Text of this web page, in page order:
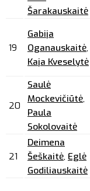
Šarakauskaitė
19
Gabija
Oganauskaitė,
Kaja Kveselytė
20
Saulė
Mockevičiūtė,
Paula
Sokolovaitė
21
Deimena
Šeškaitė, Eglė
Godiliauskaitė